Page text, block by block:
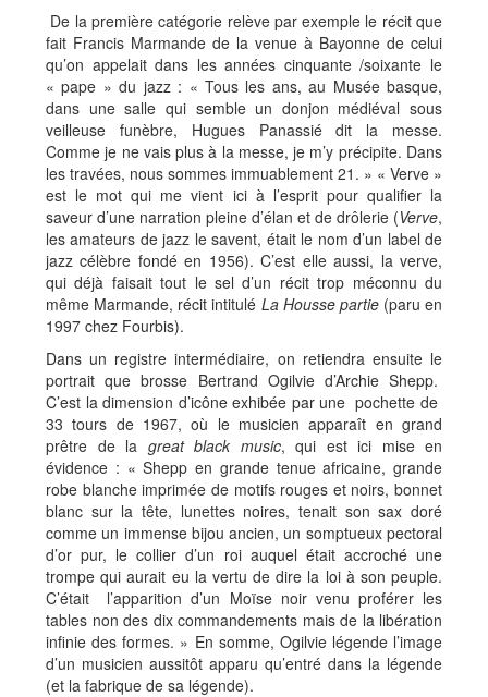
De la première catégorie relève par exemple le récit que
fait Francis Marmande de la venue à Bayonne de celui
qu’on appelait dans les années cinquante /soixante le
« pape » du jazz : « Tous les ans, au Musée basque,
dans une salle qui semble un donjon médiéval sous
veilleuse funèbre, Hugues Panassié dit la messe.
Comme je ne vais plus à la messe, je m’y précipite. Dans
les travées, nous sommes immuablement 21. » « Verve »
est le mot qui me vient ici à l’esprit pour qualifier la
saveur d’une narration pleine d’élan et de drôlerie (Verve,
les amateurs de jazz le savent, était le nom d’un label de
jazz célèbre fondé en 1956). C’est elle aussi, la verve,
qui déjà faisait tout le sel d’un récit trop méconnu du
même Marmande, récit intitulé La Housse partie(paru en
1997 chez Fourbis).
Dans un registre intermédiaire, on retiendra ensuite le
portrait que brosse Bertrand Ogilvie d’Archie Shepp.
C’est la dimension d’icône exhibée par une pochette de
33 tours de 1967, où le musicien apparaît en grand
prêtre de la great black music, qui est ici mise en
évidence : « Shepp en grande tenue africaine, grande
robe blanche imprimée de motifs rouges et noirs, bonnet
blanc sur la tête, lunettes noires, tenait son sax doré
comme un immense bijou ancien, un somptueux pectoral
d’or pur, le collier d’un roi auquel était accroché une
trompe qui aurait eu la vertu de dire la loi à son peuple.
C’était l’apparition d’un Moïse noir venu proférer les
tables non des dix commandements mais de la libération
infinie des formes. » En somme, Ogilvie légende l’image
d’un musicien aussitôt apparu qu’entré dans la légende
(et la fabrique de sa légende).